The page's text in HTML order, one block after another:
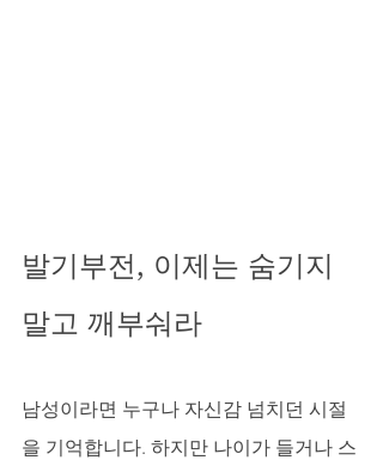
발기부전, 이제는 숨기지
말고 깨부숴라
남성이라면 누구나 자신감 넘치던 시절
을 기억합니다. 하지만 나이가 들거나 스